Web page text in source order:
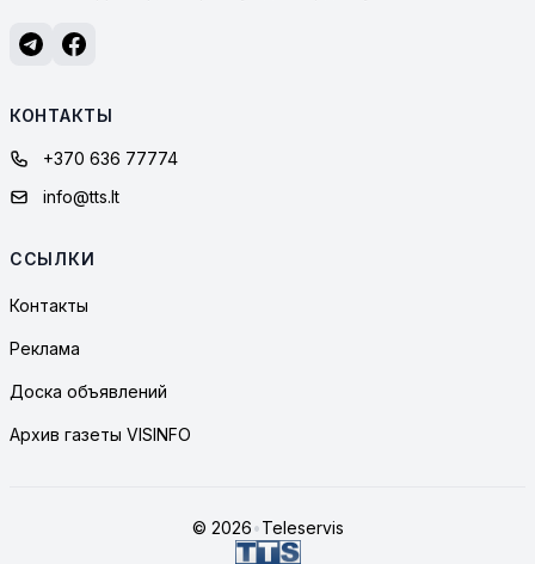
КОНТАКТЫ
+370 636 77774
info@tts.lt
ССЫЛКИ
Контакты
Реклама
Доска объявлений
Архив газеты VISINFO
© 2026•Teleservis